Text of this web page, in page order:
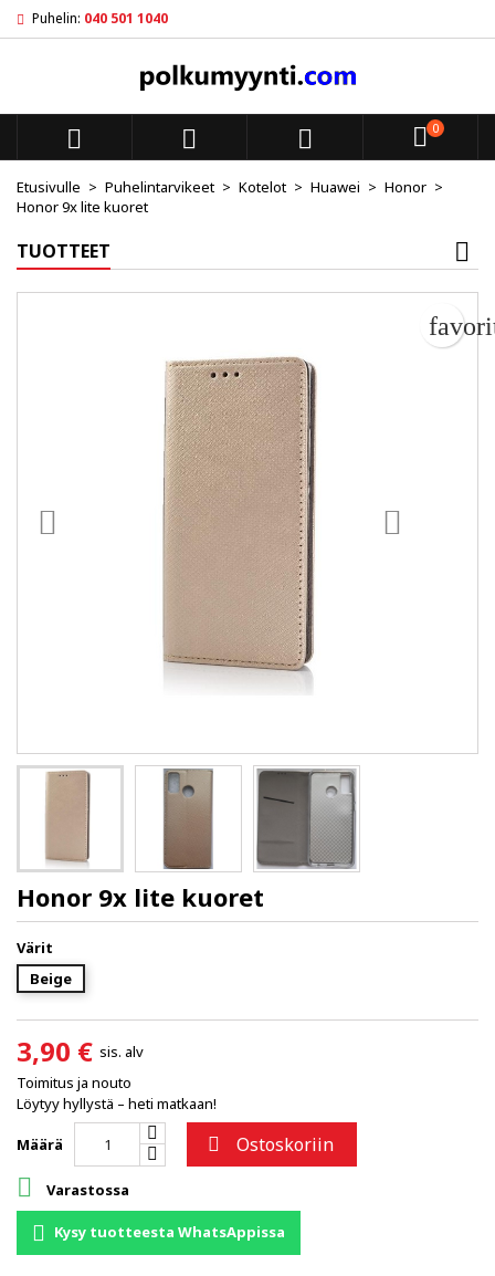
Puhelin: 040 501 1040
   0
Etusivulle Puhelintarvikeet Kotelot Huawei
Honor
Honor 9x lite kuoret
TUOTTEET
Honor 9x lite kuoret
Värit
Beige
3,90 € sis. alv
Toimitus ja nouto
Löytyy hyllystä – heti matkaan!
Määrä  Ostoskoriin
 Varastossa
Kysy tuotteesta WhatsAppissa
My wishlists
add_circle_outline
Create new list
Luo toivelista
Toivelistan nimi
Kirjaudu sisään
Sinun pitää olla kirjautunut jotta voit lisätä tuotteita